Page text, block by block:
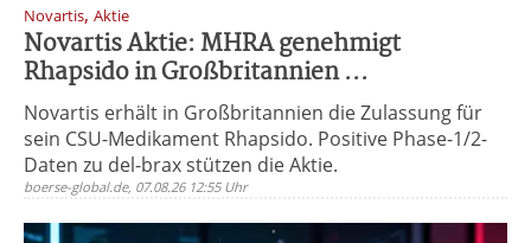
Novartis, Aktie
Novartis Aktie: MHRA genehmigt
Rhapsido in Großbritannien ...
Novartis erhält in Großbritannien die Zulassung für
sein CSU-Medikament Rhapsido. Positive Phase-1/2-
Daten zu del-brax stützen die Aktie.
boerse-global.de, 07.08.26 12:55 Uhr